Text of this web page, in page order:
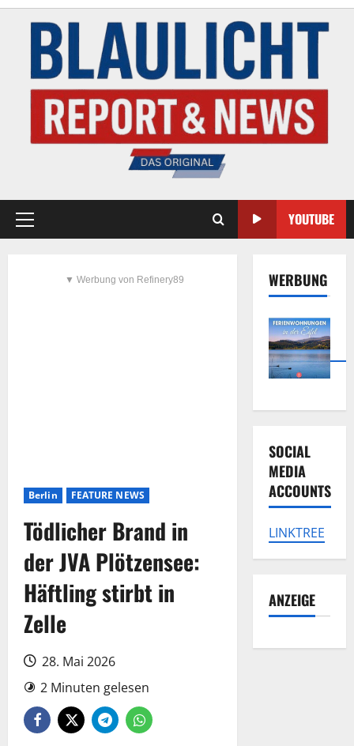
YOUTUBE
▼ Werbung von Refinery89
Berlin FEATURE NEWS
Tödlicher Brand in
der JVA Plötzensee:
Häftling stirbt in
Zelle
28. Mai 2026
2 Minuten gelesen
WERBUNG
SOCIAL
MEDIA
ACCOUNTS
LINKTREE
ANZEIGE